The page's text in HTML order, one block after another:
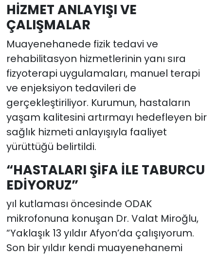
HİZMET ANLAYIŞI VE
ÇALIŞMALAR
Muayenehanede fizik tedavi ve
rehabilitasyon hizmetlerinin yanı sıra
fizyoterapi uygulamaları, manuel terapi
ve enjeksiyon tedavileri de
gerçekleştiriliyor. Kurumun, hastaların
yaşam kalitesini artırmayı hedefleyen bir
sağlık hizmeti anlayışıyla faaliyet
yürüttüğü belirtildi.
“HASTALARI ŞİFA İLE TABURCU
EDİYORUZ”
yıl kutlaması öncesinde ODAK
mikrofonuna konuşan Dr. Valat Miroğlu,
“Yaklaşık 13 yıldır Afyon’da çalışıyorum.
Son bir yıldır kendi muayenehanemi